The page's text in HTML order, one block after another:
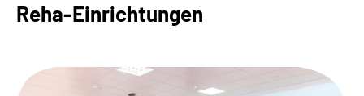
Experten
Reha-Einrichtungen